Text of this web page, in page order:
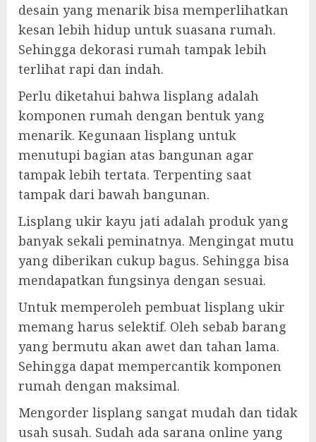
desain yang menarik bisa memperlihatkan
kesan lebih hidup untuk suasana rumah.
Sehingga dekorasi rumah tampak lebih
terlihat rapi dan indah.
Perlu diketahui bahwa lisplang adalah
komponen rumah dengan bentuk yang
menarik. Kegunaan lisplang untuk
menutupi bagian atas bangunan agar
tampak lebih tertata. Terpenting saat
tampak dari bawah bangunan.
Lisplang ukir kayu jati adalah produk yang
banyak sekali peminatnya. Mengingat mutu
yang diberikan cukup bagus. Sehingga bisa
mendapatkan fungsinya dengan sesuai.
Untuk memperoleh pembuat lisplang ukir
memang harus selektif. Oleh sebab barang
yang bermutu akan awet dan tahan lama.
Sehingga dapat mempercantik komponen
rumah dengan maksimal.
Mengorder lisplang sangat mudah dan tidak
usah susah. Sudah ada sarana online yang